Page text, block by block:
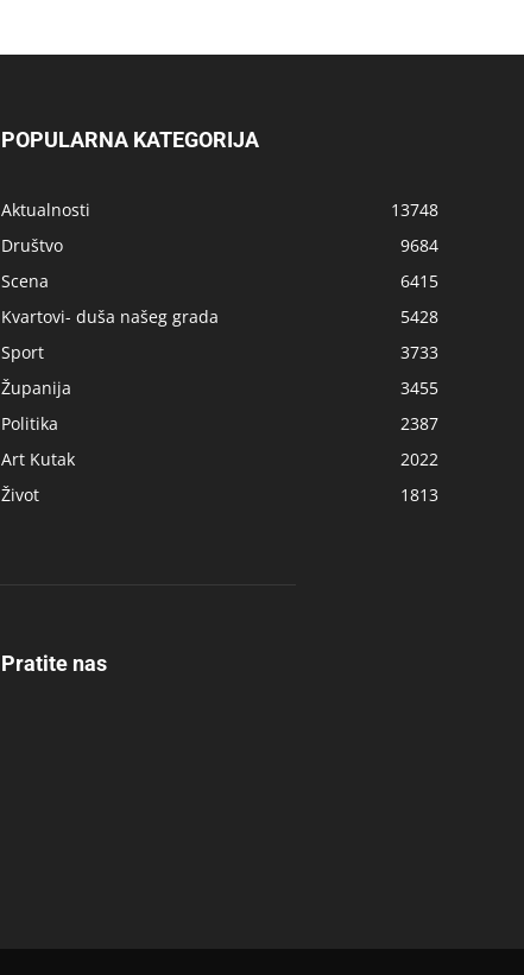
POPULARNA KATEGORIJA
Aktualnosti
13748
Društvo
9684
Scena
6415
Kvartovi- duša našeg grada
5428
Sport
3733
Županija
3455
Politika
2387
Art Kutak
2022
Život
1813
Pratite nas